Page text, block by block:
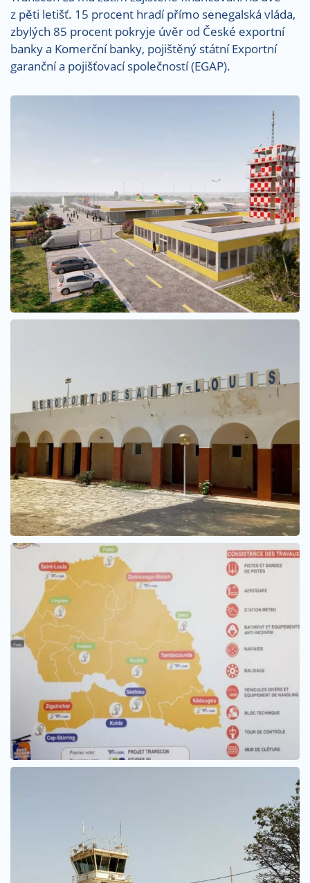
z pěti letišť. 15 procent hradí přímo senegalská vláda,
zbylých 85 procent pokryje úvěr od České exportní
banky a Komerční banky, pojištěný státní Exportní
garanční a pojišťovací společností (EGAP).